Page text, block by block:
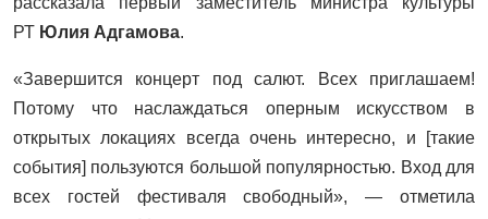
РТ Юлия Адгамова.
«Завершится концерт под салют. Всех приглашаем!
Потому что наслаждаться оперным искусством в
открытых локациях всегда очень интересно, и [такие
события] пользуются большой популярностью. Вход для
всех гостей фестиваля свободный», — отметила